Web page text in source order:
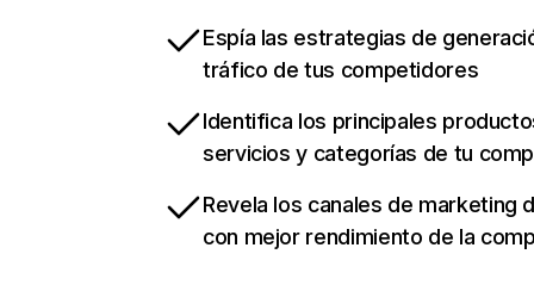
Espía las estrategias de
tráfico de tus competidores
Identifica los principales
servicios y categorías de tu
Revela los canales de marketing
con mejor rendimiento de la